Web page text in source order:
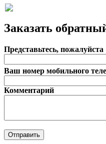
Заказать
Представьтесь, пожалуйста
Ваш номер мобильного
Комментарий